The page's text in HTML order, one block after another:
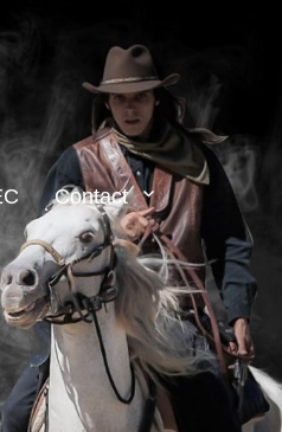
Contact